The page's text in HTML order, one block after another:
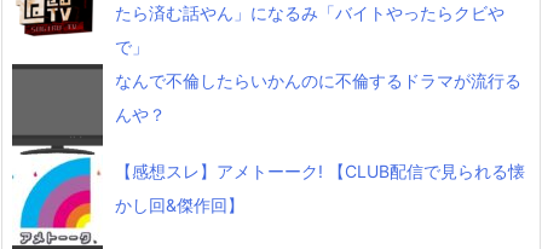
たら済む話やん」になるみ「バイトやったらクビや
で」
なんで不倫したらいかんのに不倫するドラマが流行る
んや？
【感想スレ】アメトーーク! 【CLUB配信で見られる懐
かし回&傑作回】